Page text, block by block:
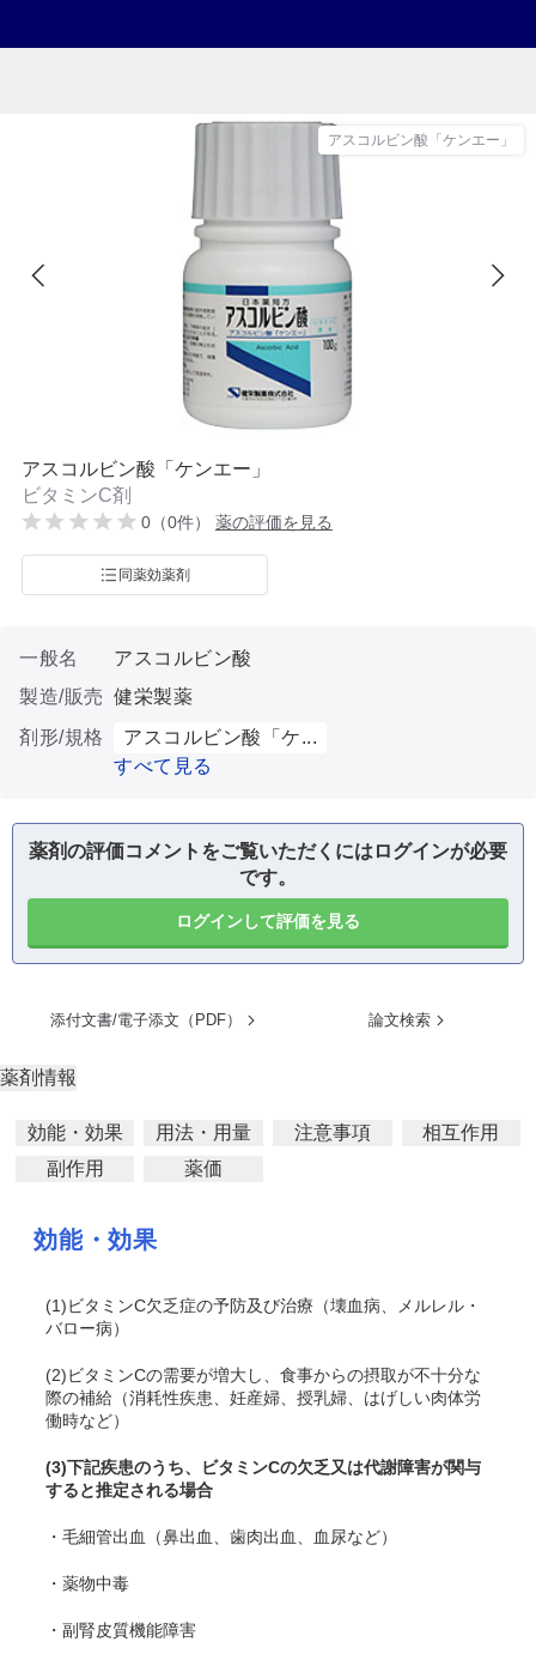
アスコルビン酸「ケンエー」
アスコルビン酸「ケンエー」
ビタミンC剤
0（0件） 薬の評価を見る
同薬効薬剤
一般名
アスコルビン酸
製造/販売 健栄製薬
剤形/規格
アスコルビン酸「ケ...
すべて見る
薬剤の評価コメントをご覧いただくにはログインが必要
です。
ログインして評価を見る
添付文書/電子添文（PDF） 論文検索
薬剤情報
効能・効果 用法・用量 注意事項
相互作用
副作用
薬価
効能・効果
(1)ビタミンC欠乏症の予防及び治療（壊血病、メルレル・
バロー病）
(2)ビタミンCの需要が増大し、食事からの摂取が不十分な
際の補給（消耗性疾患、妊産婦、授乳婦、はげしい肉体労
働時など）
(3)下記疾患のうち、ビタミンCの欠乏又は代謝障害が関与
すると推定される場合
・毛細管出血（鼻出血、歯肉出血、血尿など）
・薬物中毒
・副腎皮質機能障害